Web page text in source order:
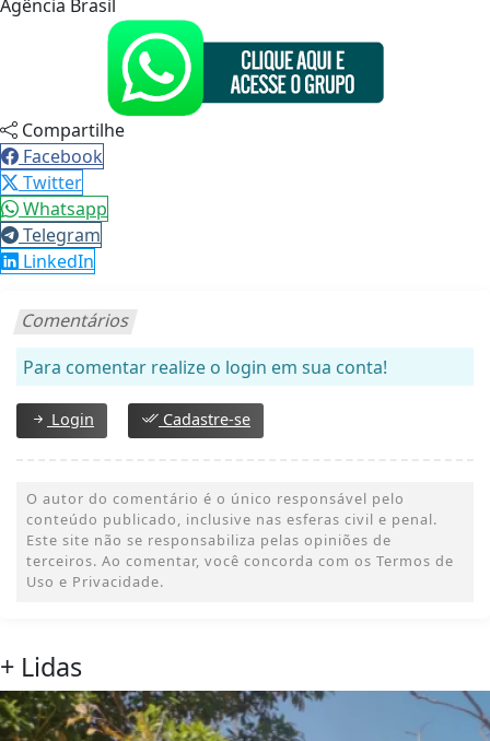
Agência Brasil
Compartilhe
Facebook
Twitter
Whatsapp
Telegram
LinkedIn
Comentários
Para comentar realize o login em sua conta!
Login Cadastre-se
O autor do comentário é o único responsável pelo
conteúdo publicado, inclusive nas esferas civil e penal.
Este site não se responsabiliza pelas opiniões de
terceiros. Ao comentar, você concorda com os Termos de
Uso e Privacidade.
+ Lidas